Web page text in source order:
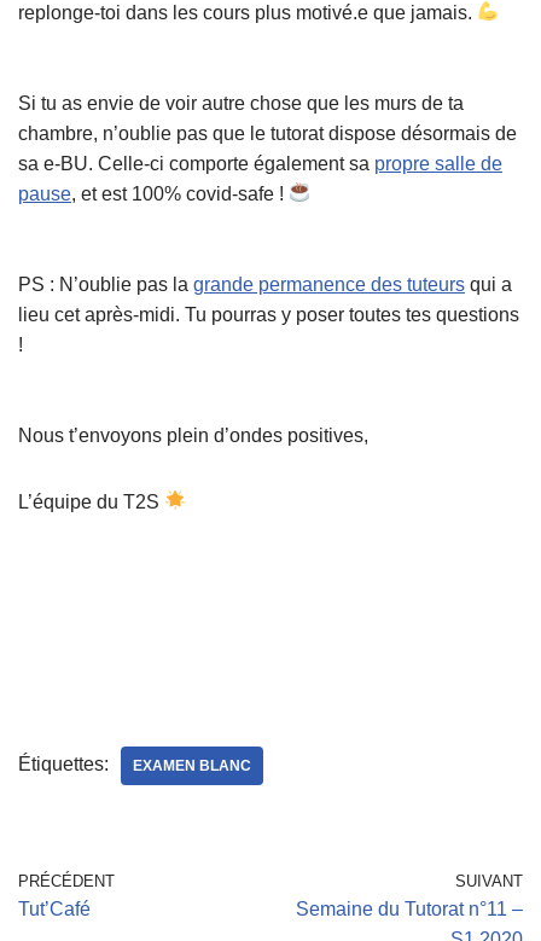
replonge-toi dans les cours plus motivé.e que jamais.
Si tu as envie de voir autre chose que les murs de ta
chambre, n’oublie pas que le tutorat dispose désormais de
sa e-BU. Celle-ci comporte également sa propre salle de
pause, et est 100% covid-safe !
PS : N’oublie pas la grande permanence des tuteurs qui a
lieu cet après-midi. Tu pourras y poser toutes tes questions
!
Nous t’envoyons plein d’ondes positives,
L’équipe du T2S
Étiquettes: EXAMEN BLANC
PRÉCÉDENT
Tut’Café
SUIVANT
Semaine du Tutorat n°11 –